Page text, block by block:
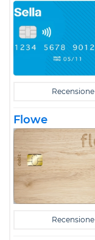
Recensione
Flowe
Recensione